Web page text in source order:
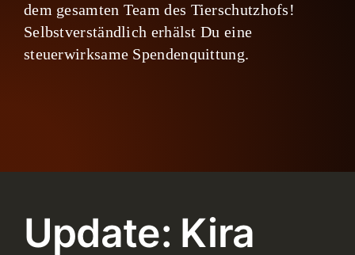
dem gesamten Team des Tierschutzhofs!
Selbstverständlich erhälst Du eine
steuerwirksame Spendenquittung.
Update: Kira